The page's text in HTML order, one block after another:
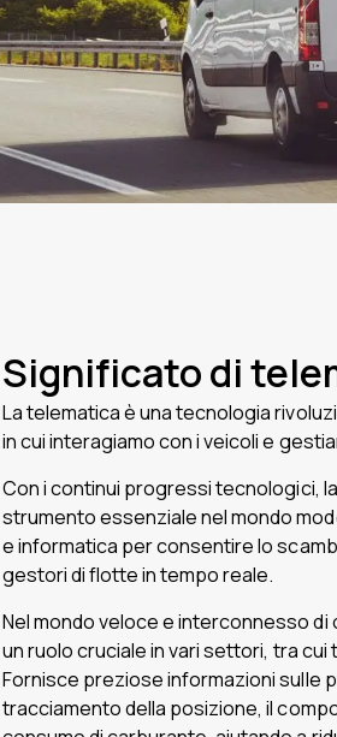
Significato di
La telematica è una tecnologia
in cui interagiamo con i veicoli e
Con i continui progressi tecnologici,
strumento essenziale nel mondo
e informatica per consentire lo
gestori di flotte in tempo reale.
Nel mondo veloce e interconnesso di
un ruolo cruciale in vari settori, tra
Fornisce preziose informazioni sulle
tracciamento della posizione, il